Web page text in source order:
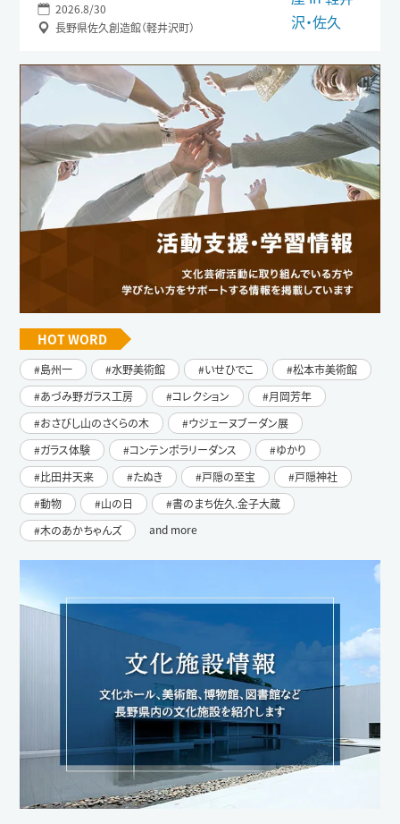
2026.8/30
長野県佐久創造館（軽井沢町）
HOT WORD
島州一 水野美術館 いせひでこ
松本市美術館
あづみ野ガラス工房
コレクション
月岡芳年
おさびし山のさくらの木
ウジェーヌブーダン展
ガラス体験
コンテンポラリーダンス
ゆかり
比田井天来
たぬき 戸隠の至宝
戸隠神社
動物
山の日
書のまち佐久.金子大蔵
木のあかちゃんズ
and more